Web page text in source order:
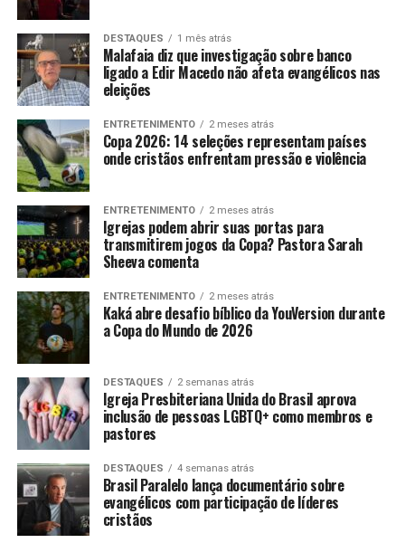
DESTAQUES 1 mês atrás
Malafaia diz que investigação sobre banco
ligado a Edir Macedo não afeta evangélicos nas
eleições
ENTRETENIMENTO 2 meses atrás
Copa 2026: 14 seleções representam países
onde cristãos enfrentam pressão e violência
ENTRETENIMENTO 2 meses atrás
Igrejas podem abrir suas portas para
transmitirem jogos da Copa? Pastora Sarah
Sheeva comenta
ENTRETENIMENTO 2 meses atrás
Kaká abre desafio bíblico da YouVersion durante
a Copa do Mundo de 2026
DESTAQUES 2 semanas atrás
Igreja Presbiteriana Unida do Brasil aprova
inclusão de pessoas LGBTQ+ como membros e
pastores
DESTAQUES 4 semanas atrás
Brasil Paralelo lança documentário sobre
evangélicos com participação de líderes
cristãos